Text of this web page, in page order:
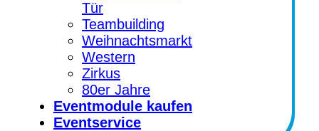
Tür
Teambuilding
Weihnachtsmarkt
Western
Zirkus
80er Jahre
Eventmodule kaufen
Eventservice